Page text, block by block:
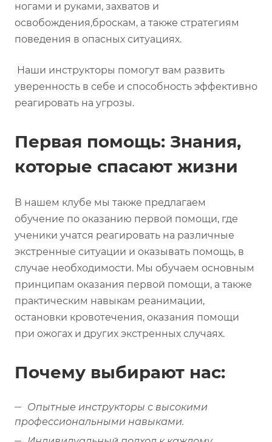
ногами и руками, захватов и
освобождения,броскам, а также стратегиям
поведения в опасных ситуациях.
Наши инструкторы помогут вам развить
уверенность в себе и способность эффективно
реагировать на угрозы.
Первая помощь: Знания,
которые спасают жизни
В нашем клубе мы также предлагаем
обучение по оказанию первой помощи, где
ученики учатся реагировать на различные
экстренные ситуации и оказывать помощь, в
случае необходимости. Мы обучаем основным
принципам оказания первой помощи, а также
практическим навыкам реанимации,
остановки кровотечения, оказания помощи
при ожогах и других экстренных случаях.
Почему выбирают нас:
Опытные инструкторы с высокими
профессиональными навыками.